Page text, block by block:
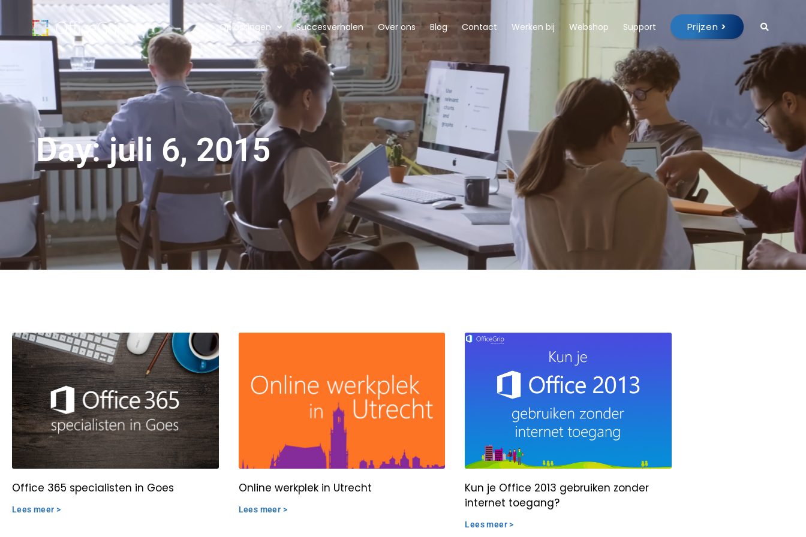
Oplossingen Succesverhalen Over ons Blog Contact Werken bij Webshop Support Prijzen >
Day: juli 6, 2015
Office 365 specialisten in Goes
Lees meer >
Online werkplek in Utrecht
Lees meer >
Kun je Office 2013 gebruiken zonder
internet toegang?
Lees meer >